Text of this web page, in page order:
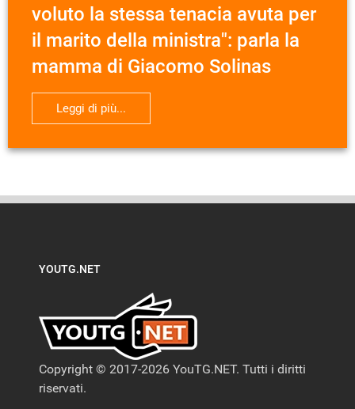
voluto la stessa tenacia avuta per
il marito della ministra": parla la
mamma di Giacomo Solinas
Leggi di più...
YOUTG.NET
Copyright © 2017-2026 YouTG.NET. Tutti i diritti
riservati.